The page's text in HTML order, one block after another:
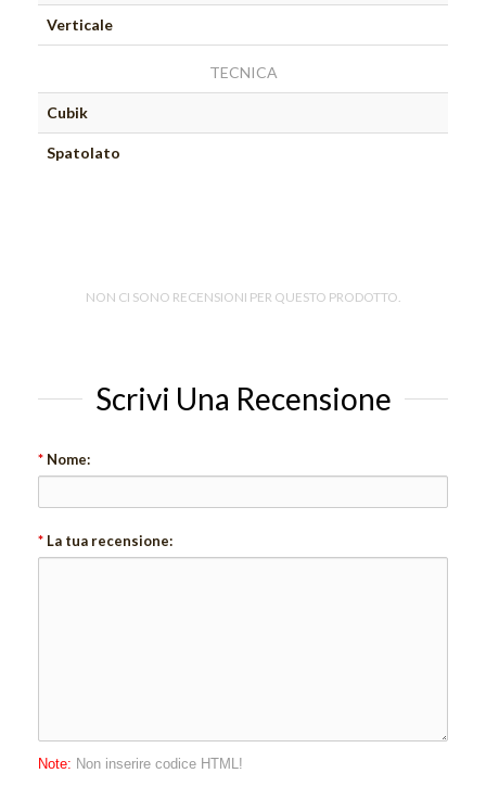
Verticale
TECNICA
Cubik
Spatolato
NON CI SONO RECENSIONI PER QUESTO PRODOTTO.
Scrivi Una Recensione
* Nome:
* La tua recensione:
Note: Non inserire codice HTML!